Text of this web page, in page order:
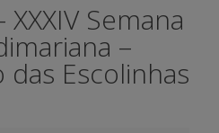
Semana
–
Escolinhas